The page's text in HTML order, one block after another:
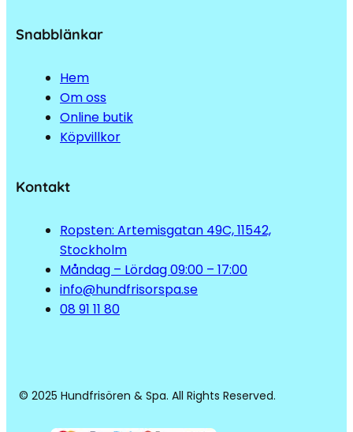
Snabblänkar
Hem
Om oss
Online butik
Köpvillkor
Kontakt
Ropsten: Artemisgatan 49C, 11542,
Stockholm
Måndag – Lördag 09:00 – 17:00
info@hundfrisorspa.se
08 91 11 80
© 2025 Hundfrisören & Spa. All Rights Reserved.